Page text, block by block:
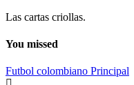
Las cartas criollas.
You missed
Futbol colombiano Principal